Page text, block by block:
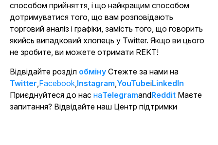
способом прийняття, і що найкращим способом
дотримуватися того, що вам розповідають
торговий аналіз і графіки, замість того, що говорить
якийсь випадковий хлопець у Twitter. Якщо ви цього
не зробите, ви можете отримати REKT!
Відвідайте розділ обміну Стежте за нами на
Twitter,Facebook,Instagram,YouTubeіLinkedIn
Приєднуйтеся до нас наTelegramandReddit Маєте
запитання? Відвідайте наш Центр підтримки